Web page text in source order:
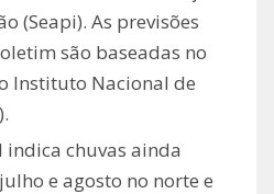
(Seapi). As previsões
são baseadas no
Instituto Nacional de
chuvas ainda
e agosto no norte e